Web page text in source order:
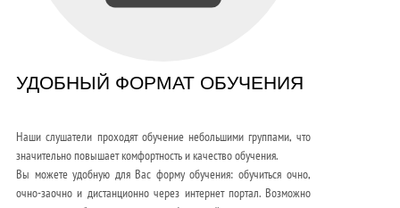
УДОБНЫЙ ФОРМАТ ОБУЧЕНИЯ
Наши слушатели проходят обучение небольшими группами, что
значительно повышает комфортность и качество обучения.
Вы можете удобную для Вас форму обучения: обучиться очно,
очно-заочно и дистанционно через интернет портал. Возможно